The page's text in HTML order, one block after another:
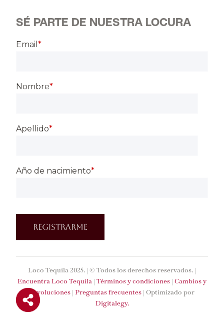
SÉ PARTE DE NUESTRA LOCURA
Email*
Nombre*
Apellido*
Año de nacimiento*
Loco Tequila 2025. | © Todos los derechos reservados. |
Encuentra Loco Tequila | Términos y condiciones | Cambios y
devoluciones | Preguntas frecuentes | Optimizado por
Digitalegy.